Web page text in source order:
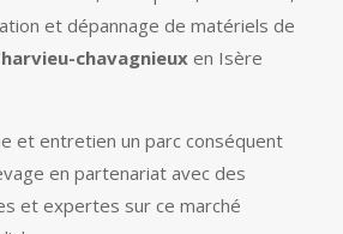
et dépannage de matériels de
chavagnieux en Isère
et entretien un parc conséquent
en partenariat avec des
et expertes sur ce marché